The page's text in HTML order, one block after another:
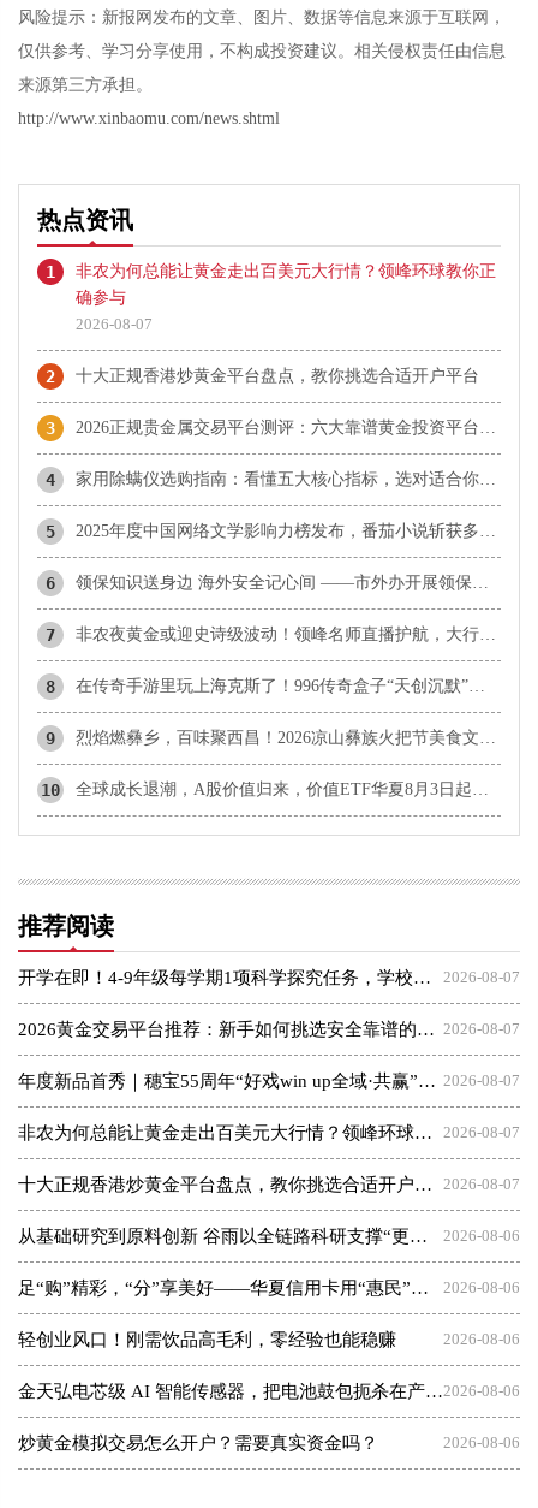
风险提示：新报网发布的文章、图片、数据等信息来源于互联网，
仅供参考、学习分享使用，不构成投资建议。相关侵权责任由信息
来源第三方承担。
http://www.xinbaomu.com/news.shtml
热点资讯
1
非农为何总能让黄金走出百美元大行情？领峰环球教你正
确参与
2026-08-07
2 十大正规香港炒黄金平台盘点，教你挑选合适开户平台
3
4
5
6
7
8
9
10
推荐阅读
2026-08-07
开学在即！4-9年级每学期1项科学探究任务，学校该如何快速落地执行？
2026-08-07
2026黄金交易平台推荐：新手如何挑选安全靠谱的交易商
2026-08-07
年度新品首秀｜穗宝55周年“好戏win up全域·共赢”秋季商务会即将启幕
2026-08-07
非农为何总能让黄金走出百美元大行情？领峰环球教你正确参与
2026-08-07
十大正规香港炒黄金平台盘点，教你挑选合适开户平台
2026-08-06
从基础研究到原料创新 谷雨以全链路科研支撑“更适合中国人”理念
2026-08-06
足“购”精彩，“分”享美好——华夏信用卡用“惠民”点亮夏日消费
2026-08-06
轻创业风口！刚需饮品高毛利，零经验也能稳赚
2026-08-06
金天弘电芯级 AI 智能传感器，把电池鼓包扼杀在产气之初
2026-08-06
炒黄金模拟交易怎么开户？需要真实资金吗？